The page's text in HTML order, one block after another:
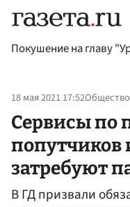
Покушение на главу
18 мая 2021 17:52Общество
Сервисы по
попутчиков
затребуют
В ГД призвали